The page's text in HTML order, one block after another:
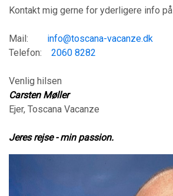
Kontakt mig gerne for yderligere info på
Mail: info@toscana-vacanze.dk
Telefon: 2060 8282
Venlig hilsen
Carsten Møller
Ejer, Toscana Vacanze
Jeres rejse - min passion.